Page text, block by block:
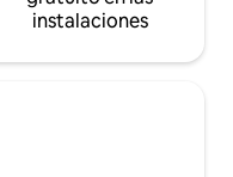
instalaciones